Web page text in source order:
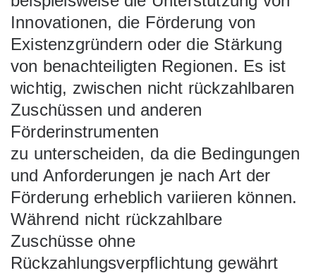
Innovationen, die Förderung von
Existenzgründern oder die Stärkung
von benachteiligten Regionen. Es ist
wichtig, zwischen nicht rückzahlbaren
Zuschüssen und anderen
Förderinstrumenten
zu unterscheiden, da die Bedingungen
und Anforderungen je nach Art der
Förderung erheblich variieren können.
Während nicht rückzahlbare
Zuschüsse ohne
Rückzahlungsverpflichtung gewährt